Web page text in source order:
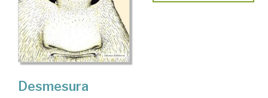
Desmesura